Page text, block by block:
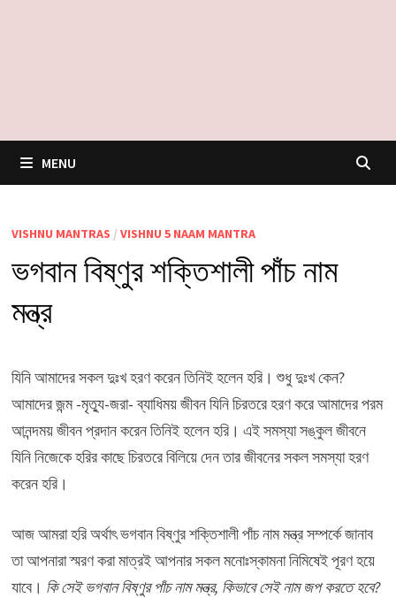
MENU
VISHNU MANTRAS / VISHNU 5 NAAM MANTRA
ভগবান বিষ্ণুর শক্তিশালী পাঁচ নাম
মন্ত্র
যিনি আমাদের সকল দুঃখ হরণ করেন তিনিই হলেন হরি। শুধু দুঃখ কেন?
আমাদের জন্ম -মৃত্যু-জরা- ব্যাধিময় জীবন যিনি চিরতরে হরণ করে আমাদের পরম
আনন্দময় জীবন প্রদান করেন তিনিই হলেন হরি। এই সমস্যা সঙ্কুল জীবনে
যিনি নিজেকে হরির কাছে চিরতরে বিলিয়ে দেন তার জীবনের সকল সমস্যা হরণ
করেন হরি।
আজ আমরা হরি অর্থাৎ ভগবান বিষ্ণুর শক্তিশালী পাঁচ নাম মন্ত্র সম্পর্কে জানাব
তা আপনারা স্মরণ করা মাত্রই আপনার সকল মনোঃস্কামনা নিমিষেই পূরণ হয়ে
যাবে। কি সেই ভগবান বিষ্ণুর পাঁচ নাম মন্ত্র, কিভাবে সেই নাম জপ করতে হবে?